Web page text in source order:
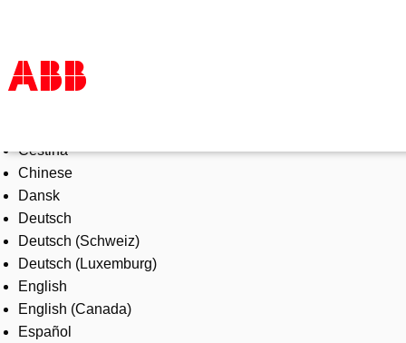
Products & Solutions
Industries
Services
About us
Where to buy
Contact us
Careers
Čeština
Chinese
Dansk
Deutsch
Deutsch (Schweiz)
Deutsch (Luxemburg)
English
English (Canada)
Español